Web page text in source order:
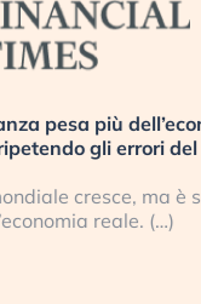
pesa più
gli errori
cresce, ma è
reale. (…)